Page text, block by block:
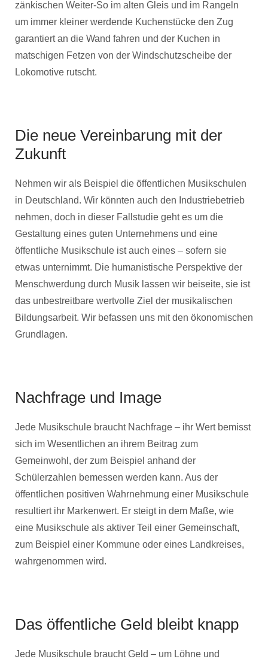
zänkischen Weiter-So im alten Gleis und im Rangeln
um immer kleiner werdende Kuchenstücke den Zug
garantiert an die Wand fahren und der Kuchen in
matschigen Fetzen von der Windschutzscheibe der
Lokomotive rutscht.
Die neue Vereinbarung mit der
Zukunft
Nehmen wir als Beispiel die öffentlichen Musikschulen
in Deutschland. Wir könnten auch den Industriebetrieb
nehmen, doch in dieser Fallstudie geht es um die
Gestaltung eines guten Unternehmens und eine
öffentliche Musikschule ist auch eines – sofern sie
etwas unternimmt. Die humanistische Perspektive der
Menschwerdung durch Musik lassen wir beiseite, sie ist
das unbestreitbare wertvolle Ziel der musikalischen
Bildungsarbeit. Wir befassen uns mit den ökonomischen
Grundlagen.
Nachfrage und Image
Jede Musikschule braucht Nachfrage – ihr Wert bemisst
sich im Wesentlichen an ihrem Beitrag zum
Gemeinwohl, der zum Beispiel anhand der
Schülerzahlen bemessen werden kann. Aus der
öffentlichen positiven Wahrnehmung einer Musikschule
resultiert ihr Markenwert. Er steigt in dem Maße, wie
eine Musikschule als aktiver Teil einer Gemeinschaft,
zum Beispiel einer Kommune oder eines Landkreises,
wahrgenommen wird.
Das öffentliche Geld bleibt knapp
Jede Musikschule braucht Geld – um Löhne und